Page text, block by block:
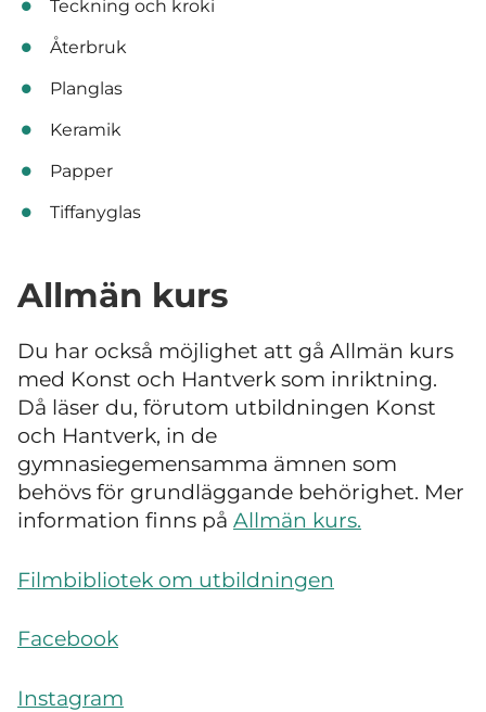
Teckning och kroki
Återbruk
Planglas
Keramik
Papper
Tiffanyglas
Allmän kurs
Du har också möjlighet att gå Allmän kurs
med Konst och Hantverk som inriktning.
Då läser du, förutom utbildningen Konst
och Hantverk, in de
gymnasiegemensamma ämnen som
behövs för grundläggande behörighet. Mer
information finns på Allmän kurs.
Filmbibliotek om utbildningen
Facebook
Instagram